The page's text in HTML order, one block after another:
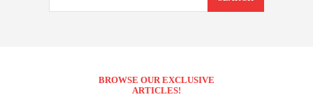
BROWSE OUR EXCLUSIVE
ARTICLES!